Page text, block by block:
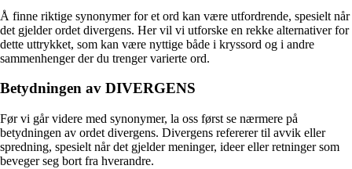
Å finne riktige synonymer for et ord kan være utfordrende, spesielt når
det gjelder ordet divergens. Her vil vi utforske en rekke alternativer for
dette uttrykket, som kan være nyttige både i kryssord og i andre
sammenhenger der du trenger varierte ord.
Betydningen av DIVERGENS
Før vi går videre med synonymer, la oss først se nærmere på
betydningen av ordet divergens. Divergens refererer til avvik eller
spredning, spesielt når det gjelder meninger, ideer eller retninger som
beveger seg bort fra hverandre.